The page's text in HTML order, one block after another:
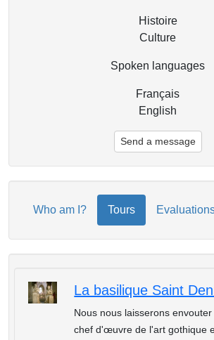
Histoire
Culture
Spoken languages
Français
English
Send a message
Who am I? Tours
La basilique Saint
Nous nous laisserons
chef d'œuvre de l'art gothique